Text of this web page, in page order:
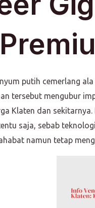
putih cemerlang
tersebut mengubur
Klaten dan
saja, sebab
namun tetap